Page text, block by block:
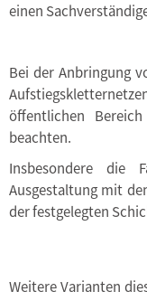
einen
Bei der Anbringung
öffentlichen
beachten.
Insbesondere die
Ausgestaltung mit
der festgelegten
Weitere Varianten